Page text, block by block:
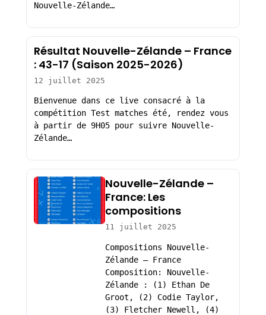
Nouvelle-Zélande…
Résultat Nouvelle-Zélande – France
: 43-17 (Saison 2025-2026)
12 juillet 2025
Bienvenue dans ce live consacré à la
compétition Test matches été, rendez vous
à partir de 9H05 pour suivre Nouvelle-
Zélande…
Nouvelle-Zélande –
France: Les
compositions
11 juillet 2025
Compositions Nouvelle-
Zélande – France
Composition: Nouvelle-
Zélande : (1) Ethan De
Groot, (2) Codie Taylor,
(3) Fletcher Newell, (4)